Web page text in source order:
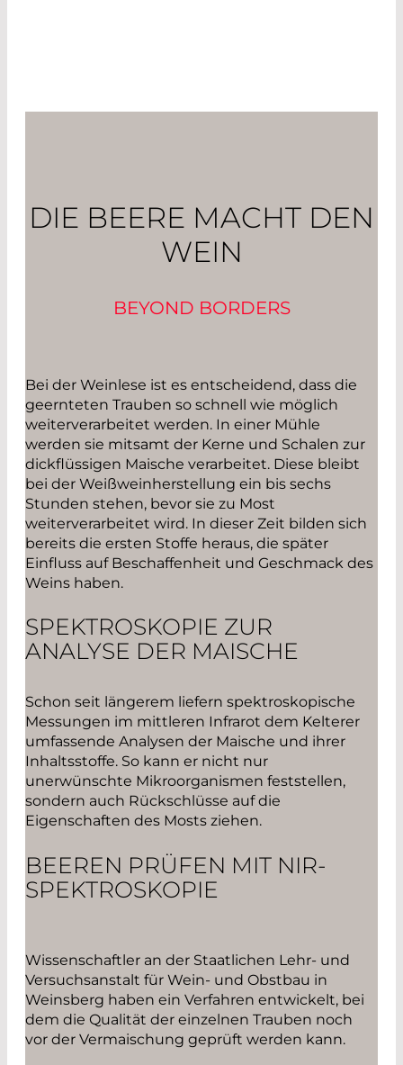
DIE BEERE MACHT DEN
WEIN
BEYOND BORDERS
Bei der Weinlese ist es entscheidend, dass die
geernteten Trauben so schnell wie möglich
weiterverarbeitet werden. In einer Mühle
werden sie mitsamt der Kerne und Schalen zur
dickflüssigen Maische verarbeitet. Diese bleibt
bei der Weißweinherstellung ein bis sechs
Stunden stehen, bevor sie zu Most
weiterverarbeitet wird. In dieser Zeit bilden sich
bereits die ersten Stoffe heraus, die später
Einfluss auf Beschaffenheit und Geschmack des
Weins haben.
SPEKTROSKOPIE ZUR
ANALYSE DER MAISCHE
Schon seit längerem liefern spektroskopische
Messungen im mittleren Infrarot dem Kelterer
umfassende Analysen der Maische und ihrer
Inhaltsstoffe. So kann er nicht nur
unerwünschte Mikroorganismen feststellen,
sondern auch Rückschlüsse auf die
Eigenschaften des Mosts ziehen.
BEEREN PRÜFEN MIT NIR-
SPEKTROSKOPIE
Wissenschaftler an der Staatlichen Lehr- und
Versuchsanstalt für Wein- und Obstbau in
Weinsberg haben ein Verfahren entwickelt, bei
dem die Qualität der einzelnen Trauben noch
vor der Vermaischung geprüft werden kann.